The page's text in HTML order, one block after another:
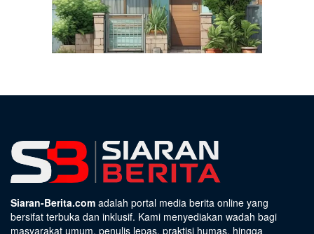
Siaran-Berita.com adalah portal media berita online yang
bersifat terbuka dan inklusif. Kami menyediakan wadah bagi
masyarakat umum, penulis lepas, praktisi humas, hingga